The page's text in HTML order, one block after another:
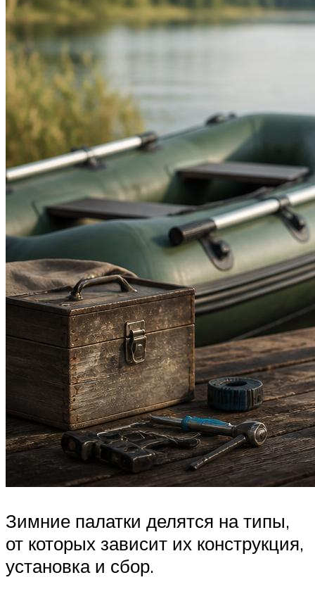
Зимние палатки делятся на типы,
от которых зависит их конструкция,
установка и сбор.